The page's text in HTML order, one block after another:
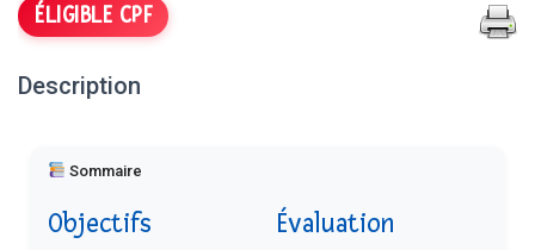
I
G
ÉLIGIBLE CPF
Description
Sommaire
Objectifs
Évaluation